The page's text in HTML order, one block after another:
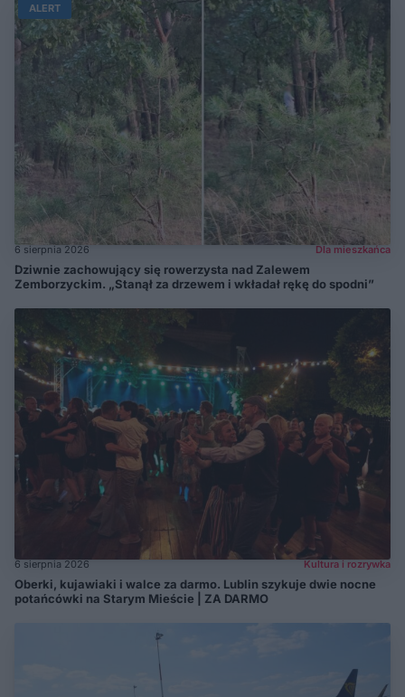
ALERT
6 sierpnia 2026 Dla mieszkańca
Dziwnie zachowujący się rowerzysta nad Zalewem
Zemborzyckim. „Stanął za drzewem i wkładał rękę do spodni”
6 sierpnia 2026 Kultura i rozrywka
Oberki, kujawiaki i walce za darmo. Lublin szykuje dwie nocne
potańcówki na Starym Mieście | ZA DARMO